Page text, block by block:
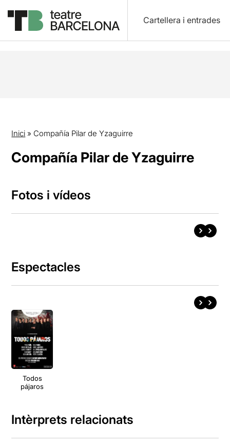
Cartellera i entrades
Inici » Compañía Pilar de Yzaguirre
Compañía Pilar de Yzaguirre
Fotos i vídeos
Espectacles
Todos
pájaros
Intèrprets relacionats